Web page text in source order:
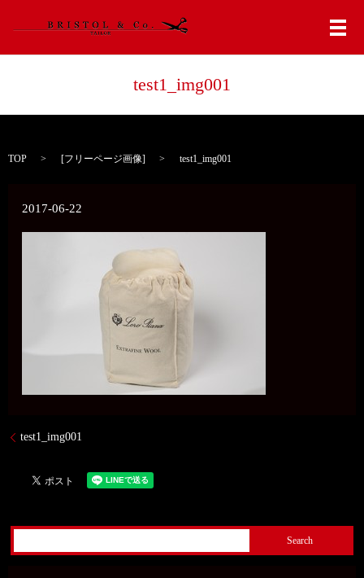
メ
test1_img001
TOP [フリーページ画像] test1_img001
2017-06-22
test1_img001